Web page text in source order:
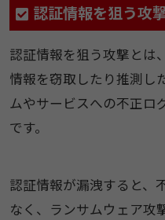
認証情報を狙う攻
認証情報を狙う攻撃とは
情報を窃取したり推測し
ムやサービスへの不正ロ
です。
認証情報が漏洩すると、
なく、ランサムウェア攻